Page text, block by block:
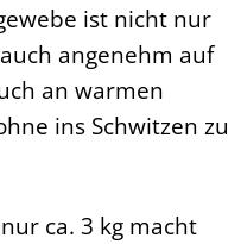
ist nicht nur
angenehm auf
an warmen
ins Schwitzen zu
ca. 3 kg macht